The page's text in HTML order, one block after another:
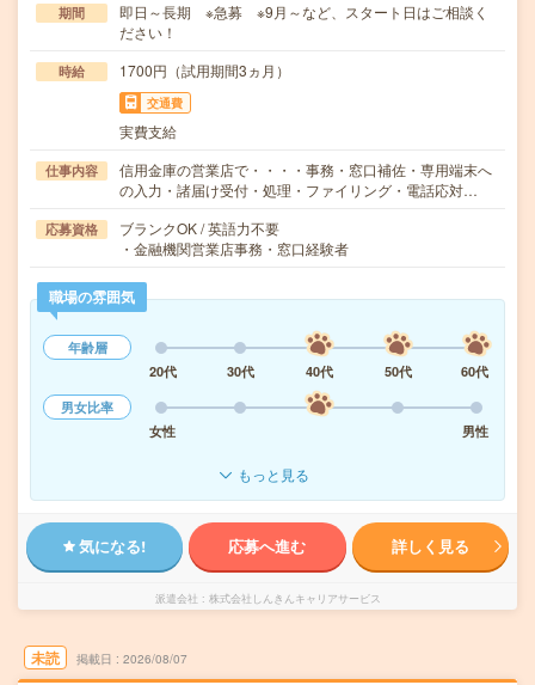
期間
即日～長期 ※急募 ※9月～など、スタート日はご相談く
ださい！
時給 1700円（試用期間3ヵ月）
交通費
実費支給
仕事内容
信用金庫の営業店で・・・・事務・窓口補佐・専用端末へ
の入力・諸届け受付・処理・ファイリング・電話応対…
応募資格
ブランクOK / 英語力不要
・金融機関営業店事務・窓口経験者
職場の雰囲気
年齢層
20代
30代 40代 50代
60代
男女比率
女性
男性
もっと見る
気になる! 応募へ進む 詳しく見る
派遣会社 株式会社しんきんキャリアサービス
未読 掲載日 2026/08/07